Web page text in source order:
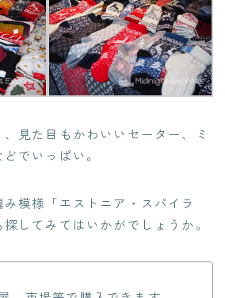
見た目もかわいいセーター、ミ
でいっぱい。
模様「エストニア・スパイラ
してみてはいかがでしょうか。